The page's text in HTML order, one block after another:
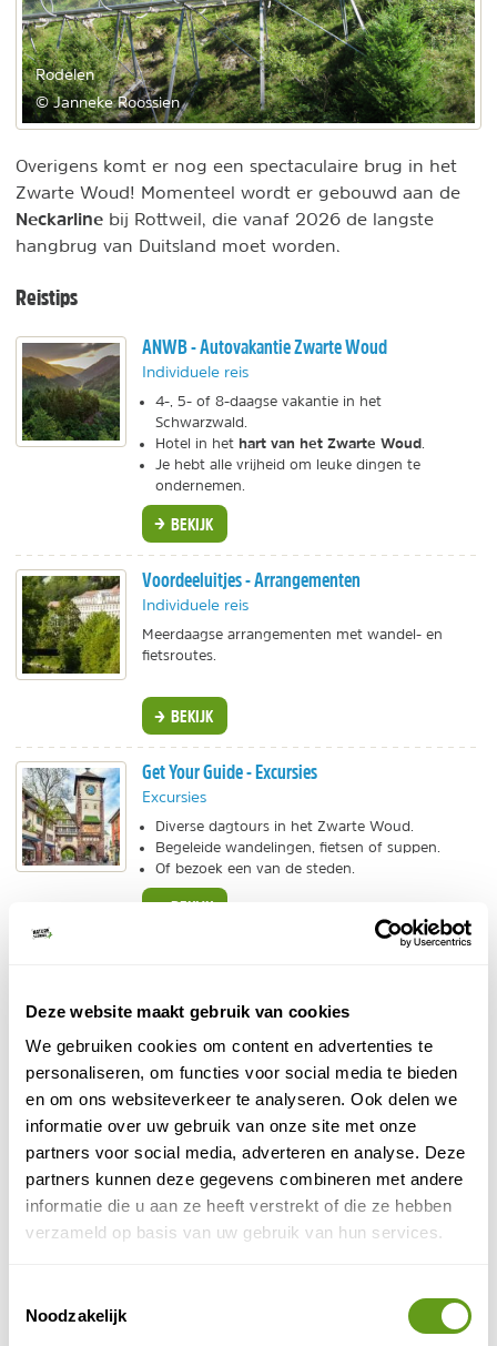
Deze website maakt gebruik van cookies
We gebruiken cookies om content en advertenties te
personaliseren, om functies voor social media te bieden
en om ons websiteverkeer te analyseren. Ook delen we
informatie over uw gebruik van onze site met onze
partners voor social media, adverteren en analyse. Deze
partners kunnen deze gegevens combineren met andere
informatie die u aan ze heeft verstrekt of die ze hebben
verzameld op basis van uw gebruik van hun services.
Noodzakelijk
Rodelen
© Janneke Roossien
Overigens komt er nog een spectaculaire brug in het
Zwarte Woud! Momenteel wordt er gebouwd aan de
Neckarline bij Rottweil, die vanaf 2026 de langste
hangbrug van Duitsland moet worden.
Reistips
ANWB - Autovakantie Zwarte Woud
Individuele reis
4-, 5- of 8-daagse vakantie in het
Schwarzwald.
Hotel in het hart van het Zwarte Woud
Je hebt alle vrijheid om leuke dingen te
ondernemen.
BEKIJK
Voordeeluitjes - Arrangementen
Individuele reis
Meerdaagse arrangementen met wandel- en
fietsroutes.
BEKIJK
Get Your Guide - Excursies
Excursies
Diverse dagtours in het Zwarte Woud.
Begeleide wandelingen, fietsen of suppen.
Of bezoek een van de steden.
BEKIJK
mooieschluchten in het Zwarte Woud. De
Wutachschlucht is de langste en heeft vele zij-kloven
waar je eindeloos kunt wandelen langs het water en
ruige rotswanden. Verder naar het westen ligt de
Ravennaschlucht met het bekende treinviaduct bij het
startpunt, waaronder jaarlijks een grote kerstmarkt
wordt gehouden.